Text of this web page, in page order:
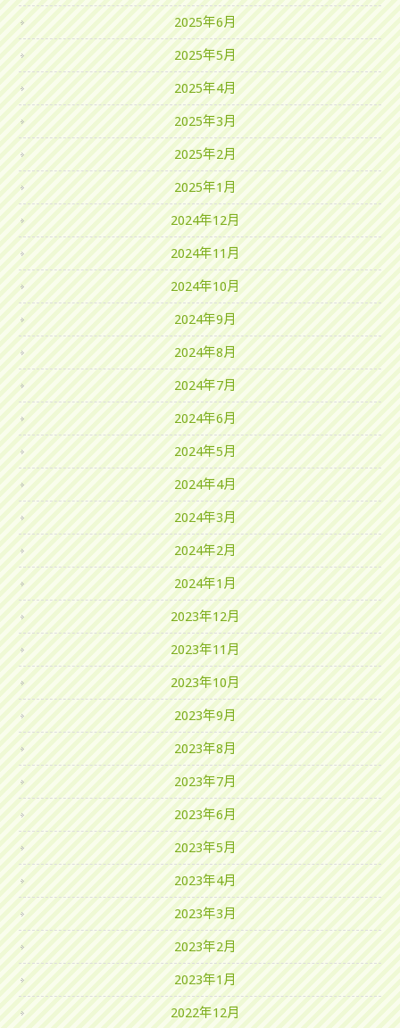
2025年6月
2025年5月
2025年4月
2025年3月
2025年2月
2025年1月
2024年12月
2024年11月
2024年10月
2024年9月
2024年8月
2024年7月
2024年6月
2024年5月
2024年4月
2024年3月
2024年2月
2024年1月
2023年12月
2023年11月
2023年10月
2023年9月
2023年8月
2023年7月
2023年6月
2023年5月
2023年4月
2023年3月
2023年2月
2023年1月
2022年12月